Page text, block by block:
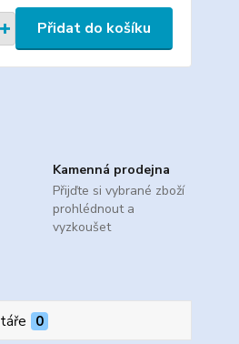
Přidat do košíku
Kamenná prodejna
Přijďte si vybrané zboží
prohlédnout a
vyzkoušet
0